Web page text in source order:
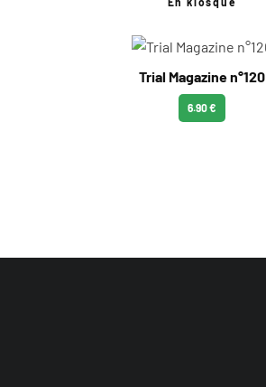
Trial Magazine n°120
6.90 €